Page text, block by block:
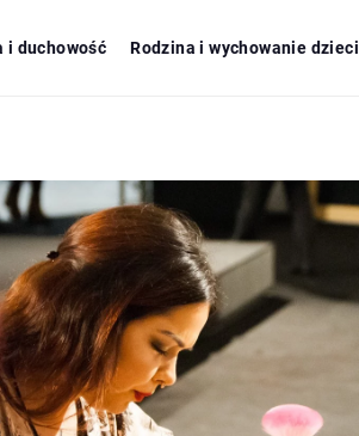
i duchowość Rodzina i wychowanie dzieci